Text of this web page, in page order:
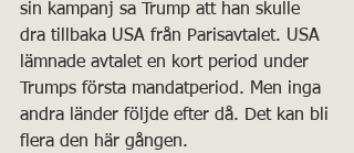
sin kampanj sa Trump att han skulle
dra tillbaka USA från Parisavtalet. USA
lämnade avtalet en kort period under
Trumps första mandatperiod. Men inga
andra länder följde efter då. Det kan bli
flera den här gången.